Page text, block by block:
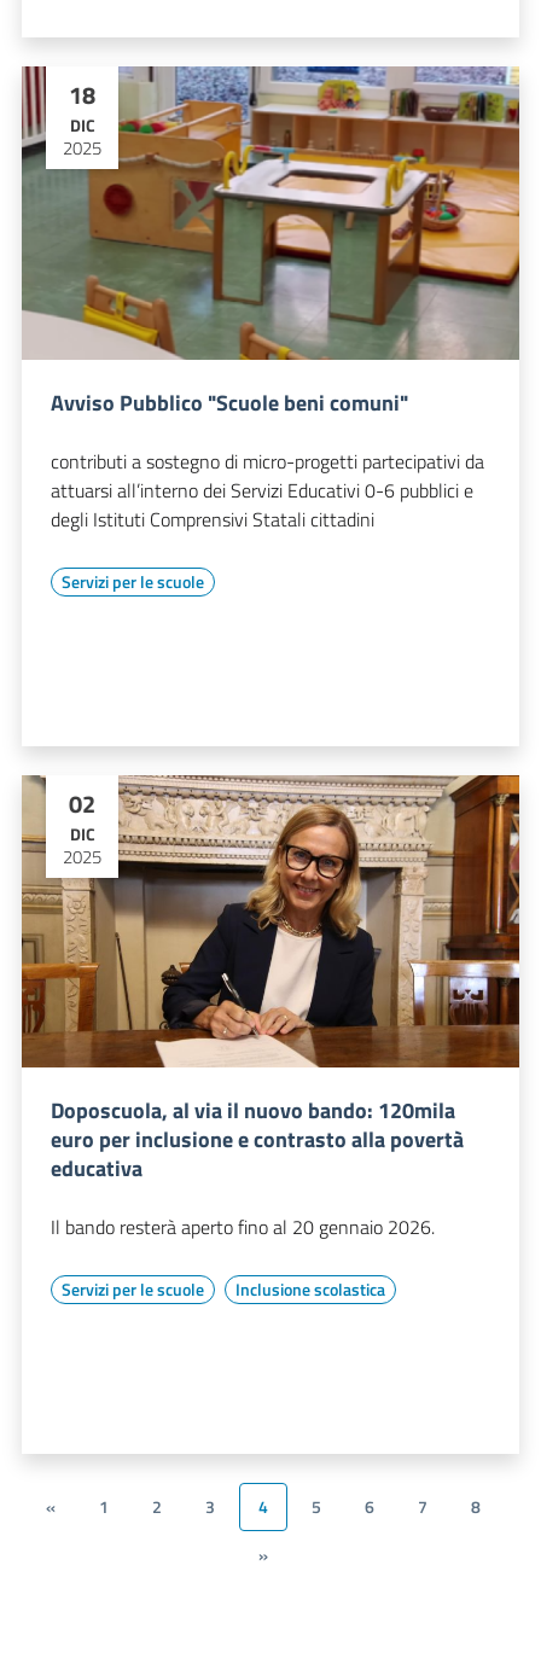
18
DIC
2025
Avviso Pubblico "Scuole beni comuni"
contributi a sostegno di micro-progetti partecipativi da
attuarsi all’interno dei Servizi Educativi 0-6 pubblici e
degli Istituti Comprensivi Statali cittadini
Servizi per le scuole
02
DIC
2025
Doposcuola, al via il nuovo bando: 120mila
euro per inclusione e contrasto alla povertà
educativa
Il bando resterà aperto fino al 20 gennaio 2026.
Servizi per le scuole Inclusione scolastica
« 1 2 3 4 5 6 7
8
»